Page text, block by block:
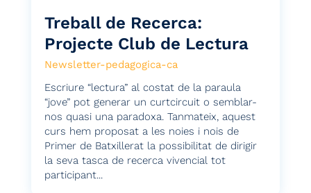
Treball de Recerca:
Projecte Club de Lectura
Newsletter-pedagogica-ca
Escriure “lectura” al costat de la paraula
“jove” pot generar un curtcircuit o semblar-
nos quasi una paradoxa. Tanmateix, aquest
curs hem proposat a les noies i nois de
Primer de Batxillerat la possibilitat de dirigir
la seva tasca de recerca vivencial tot
participant...